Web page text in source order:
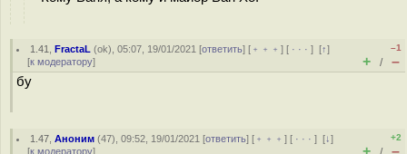
1.41 ,FractaL (ok), 05:07, 19/01/2021 [ответить] [ ﹢﹢﹢] [ · · ·][↑]
[к модератору]
–1
+ / –
бу
1.47 ,Аноним (47), 09:52, 19/01/2021 [ответить] [ ﹢﹢﹢] [ · · ·][↓]
[к модератору]
+2
+ –